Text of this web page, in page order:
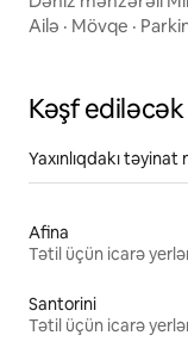
Ailə · Mövqe ·
Kəşf
Yaxınlıqdakı
Afina
Tətil üçün icarə
Santorini
Tətil üçün icarə